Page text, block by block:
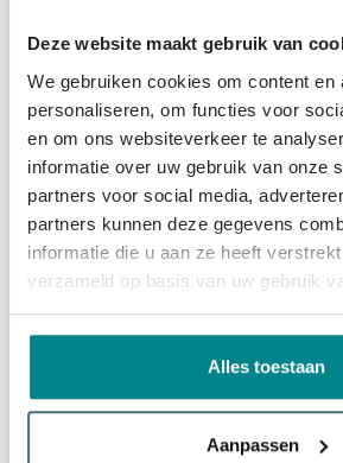
Deze website maakt gebruik van
We gebruiken cookies om content en
personaliseren, om functies voor
en om ons websiteverkeer te
informatie over uw gebruik van onze
partners voor social media,
partners kunnen deze gegevens
informatie die u aan ze heeft
verzameld op basis van uw gebruik
Alles toestaan
Aanpassen